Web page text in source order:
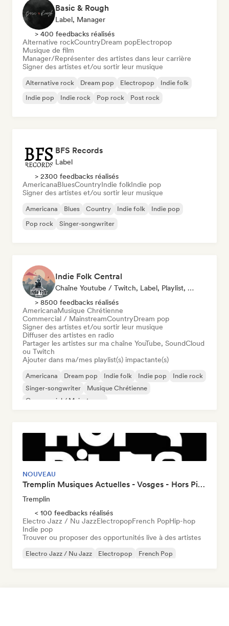
Basic & Rough
Label, Manager
> 400 feedbacks réalisés
Alternative rockCountryDream popElectropop
Musique de film
Manager/Représenter des artistes dans leur carrière
Signer des artistes et/ou sortir leur musique
Alternative rock Dream pop Electropop
Indie folk
Indie pop
Indie rock Pop rock Post rock
BFS Records
Label
> 2300 feedbacks réalisés
AmericanaBluesCountryIndie folkIndie pop
Signer des artistes et/ou sortir leur musique
Americana Blues Country Indie folk
Indie pop
Pop rock
Singer-songwriter
Indie Folk Central
Chaîne Youtube / Twitch, Label, Playlist, Radio
> 8500 feedbacks réalisés
AmericanaMusique Chrétienne
Commercial / MainstreamCountryDream pop
Signer des artistes et/ou sortir leur musique
Diffuser des artistes en radio
Partager les artistes sur ma chaîne YouTube, SoundCloud
ou Twitch
Ajouter dans ma/mes playlist(s) impactante(s)
Americana Dream pop Indie folk Indie pop
Indie rock
Singer-songwriter
Musique Chrétienne
Commercial / Mainstream
NOUVEAU
Tremplin Musiques Actuelles - Vosges - Hors Piste x Groover
Tremplin
< 100 feedbacks réalisés
Electro Jazz / Nu JazzElectropopFrench PopHip-hop
Indie pop
Trouver ou proposer des opportunités live à des artistes
Electro Jazz / Nu Jazz Electropop
French Pop